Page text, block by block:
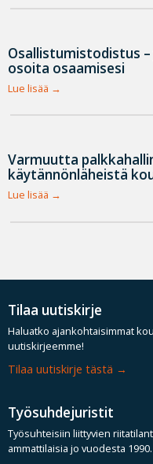
Osallistumistodistus
osoita osaamisesi
Lue lisää
Varmuutta
käytännönläheistä
Lue lisää
Tilaa uutiskirje
Haluatko ajankohtaisimmat
uutiskirjeemme!
Tilaa uutiskirje tästä
Työsuhdejuristit
Työsuhteisiin liittyvien
ammattilaisia jo vuodesta 1990.